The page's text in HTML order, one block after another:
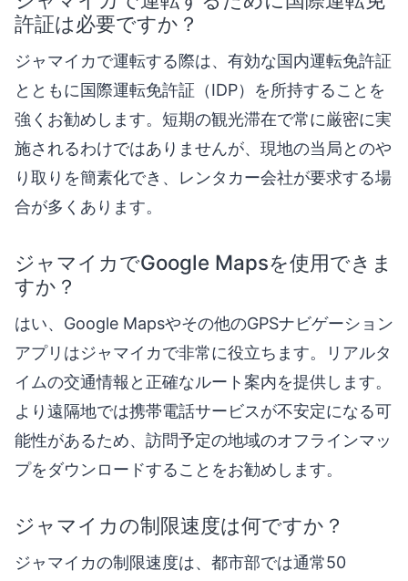
許証は必要ですか？
ジャマイカで運転する際は、有効な国内運転免許証
とともに国際運転免許証（IDP）を所持することを
強くお勧めします。短期の観光滞在で常に厳密に実
施されるわけではありませんが、現地の当局とのや
り取りを簡素化でき、レンタカー会社が要求する場
合が多くあります。
ジャマイカでGoogle Mapsを使用できま
すか？
はい、Google Mapsやその他のGPSナビゲーション
アプリはジャマイカで非常に役立ちます。リアルタ
イムの交通情報と正確なルート案内を提供します。
より遠隔地では携帯電話サービスが不安定になる可
能性があるため、訪問予定の地域のオフラインマッ
プをダウンロードすることをお勧めします。
ジャマイカの制限速度は何ですか？
ジャマイカの制限速度は、都市部では通常50